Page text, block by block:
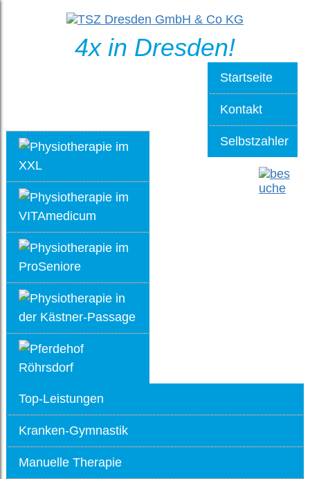
4x in Dresden!
Startseite
Kontakt
Selbstzahler
Top-Leistungen
Kranken-Gymnastik
Manuelle Therapie